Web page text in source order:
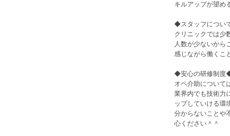
キルアップが望め
◆スタッフについ
クリニックでは少
人数が少ないから
感じながら働くこ
◆安心の研修制度
オペ介助について
業界内でも技術力
ップしていける環
分からないことや
心ください＾＾